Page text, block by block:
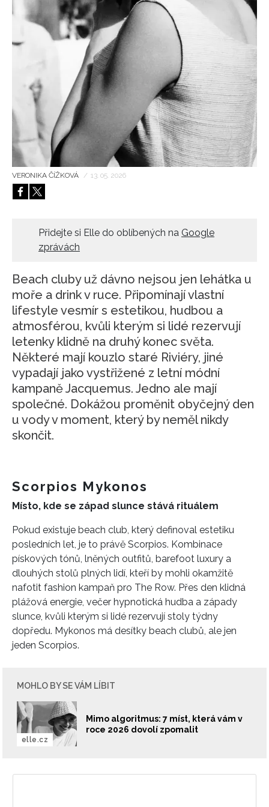
HOME
VERONIKA ČÍŽKOVÁ / 13. 05. 2026
Přidejte si Elle do oblíbených na Google
zprávách
Beach cluby už dávno nejsou jen lehátka u
moře a drink v ruce. Připomínají vlastní
lifestyle vesmír s estetikou, hudbou a
atmosférou, kvůli kterým si lidé rezervují
letenky klidně na druhý konec světa.
Některé mají kouzlo staré Riviéry, jiné
vypadají jako vystřižené z letní módní
kampaně Jacquemus. Jedno ale mají
společné. Dokážou proměnit obyčejný den
u vody v moment, který by neměl nikdy
skončit.
Scorpios Mykonos
Místo, kde se západ slunce stává rituálem
Pokud existuje beach club, který definoval estetiku
posledních let, je to právě Scorpios. Kombinace
pískových tónů, lněných outfitů, barefoot luxury a
dlouhých stolů plných lidí, kteří by mohli okamžitě
nafotit fashion kampaň pro The Row. Přes den klidná
plážová energie, večer hypnotická hudba a západy
slunce, kvůli kterým si lidé rezervují stoly týdny
dopředu. Mykonos má desítky beach clubů, ale jen
jeden Scorpios.
MOHLO BY SE VÁM LÍBIT
Mimo algoritmus: 7 míst, která vám v
roce 2026 dovolí zpomalit
elle.cz